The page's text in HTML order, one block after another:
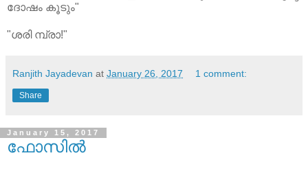
ദോഷം കൂടും"
"ശരി മ്പ്രാ!"
Ranjith Jayadevan at January 26, 2017 1 comment:
Share
January 15, 2017
ഫോസില്‍